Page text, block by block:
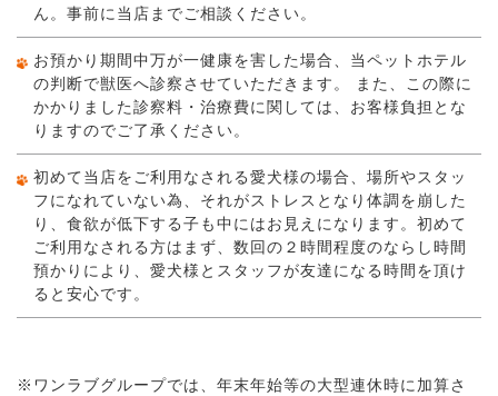
ん。事前に当店までご相談ください。
お預かり期間中万が一健康を害した場合、当ペットホテル
の判断で獣医へ診察させていただきます。 また、この際に
かかりました診察料・治療費に関しては、お客様負担とな
りますのでご了承ください。
初めて当店をご利用なされる愛犬様の場合、場所やスタッ
フになれていない為、それがストレスとなり体調を崩した
り、食欲が低下する子も中にはお見えになります。初めて
ご利用なされる方はまず、数回の２時間程度のならし時間
預かりにより、愛犬様とスタッフが友達になる時間を頂け
ると安心です。
※ワンラブグループでは、年末年始等の大型連休時に加算さ